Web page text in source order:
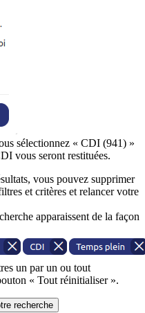
sélectionnez « CDI (941) »
vous seront restituées.
vous pouvez supprimer
et critères et relancer votre
apparaissent de la façon
un par un ou tout
« Tout réinitialiser ».
recherche